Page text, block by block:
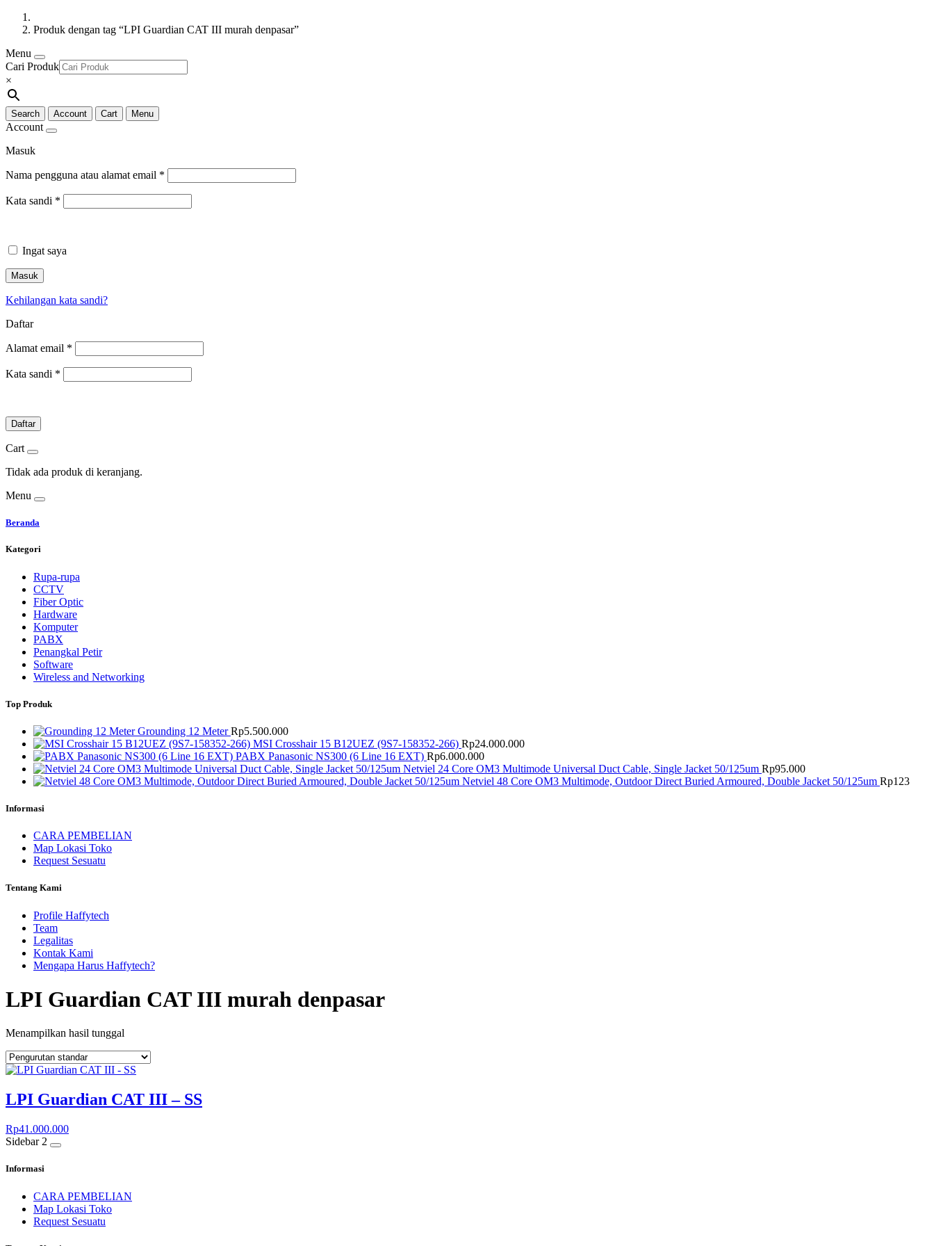
Produk dengan tag “LPI Guardian CAT III murah denpasar”
Menu
Cari Produk
×
Search Account Cart Menu
Account
Masuk
Nama pengguna atau alamat email *
Kata sandi *
Ingat saya
Masuk
Kehilangan kata sandi?
Daftar
Alamat email *
Kata sandi *
Daftar
Cart
Tidak ada produk di keranjang.
Menu
Beranda
Kategori
Rupa-rupa
CCTV
Fiber Optic
Hardware
Komputer
PABX
Penangkal Petir
Software
Wireless and Networking
Top Produk
Grounding 12 Meter Rp5.500.000
MSI Crosshair 15 B12UEZ (9S7-158352-266) Rp24.000.000
PABX Panasonic NS300 (6 Line 16 EXT) Rp6.000.000
Netviel 24 Core OM3 Multimode Universal Duct Cable, Single Jacket 50/125um Rp95.000
Netviel 48 Core OM3 Multimode, Outdoor Direct Buried Armoured, Double Jacket 50/125um Rp123
Informasi
CARA PEMBELIAN
Map Lokasi Toko
Request Sesuatu
Tentang Kami
Profile Haffytech
Team
Legalitas
Kontak Kami
Mengapa Harus Haffytech?
LPI Guardian CAT III murah denpasar
Menampilkan hasil tunggal
LPI Guardian CAT III – SS
Rp41.000.000
Sidebar 2
Informasi
CARA PEMBELIAN
Map Lokasi Toko
Request Sesuatu